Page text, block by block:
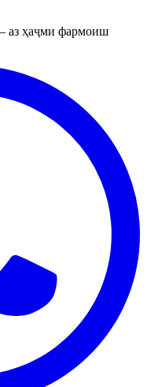
аз ҳаҷми фармоиш